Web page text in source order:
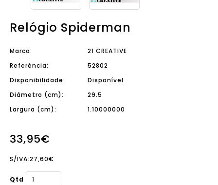
Relógio Spiderman
Marca:
21 CREATIVE
Referência:
52802
Disponibilidade:
Disponível
Diâmetro (cm):
29.5
Largura (cm):
1.10000000
33,95€
S/IVA:27,60€
Qtd